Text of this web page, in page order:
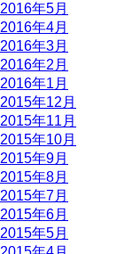
2016年5月
2016年4月
2016年3月
2016年2月
2016年1月
2015年12月
2015年11月
2015年10月
2015年9月
2015年8月
2015年7月
2015年6月
2015年5月